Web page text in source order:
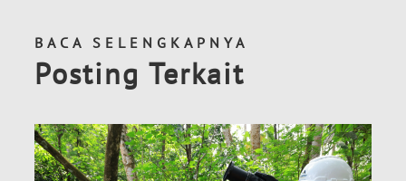
BACA SELENGKAPNYA
Posting Terkait